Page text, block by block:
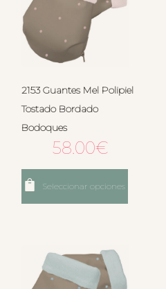
2153 Guantes Mel Polipiel
Tostado Bordado
Bodoques
58.00€
Seleccionar opciones